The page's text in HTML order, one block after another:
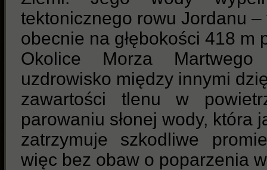
tektonicznego rowu Jordanu
obecnie na głębokości 418 m
Okolice Morza
uzdrowisko między innymi
zawartości tlenu w
parowaniu słonej wody, która
zatrzymuje szkodliwe
więc bez obaw o poparzenia